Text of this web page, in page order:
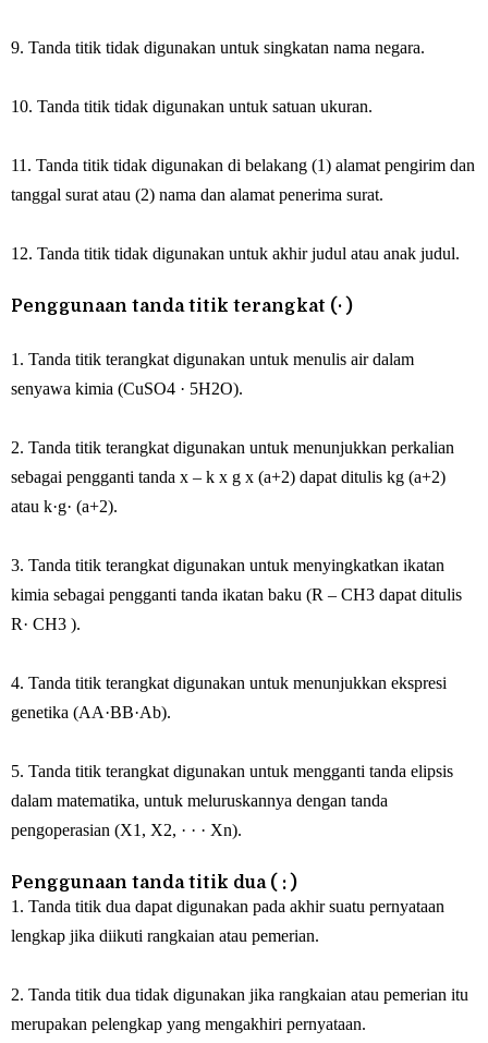
9. Tanda titik tidak digunakan untuk singkatan nama negara.
10. Tanda titik tidak digunakan untuk satuan ukuran.
11. Tanda titik tidak digunakan di belakang (1) alamat pengirim dan
tanggal surat atau (2) nama dan alamat penerima surat.
12. Tanda titik tidak digunakan untuk akhir judul atau anak judul.
Penggunaan tanda titik terangkat (· )
1. Tanda titik terangkat digunakan untuk menulis air dalam
senyawa kimia (CuSO4 · 5H2O).
2. Tanda titik terangkat digunakan untuk menunjukkan perkalian
sebagai pengganti tanda x – k x g x (a+2) dapat ditulis kg (a+2)
atau k·g· (a+2).
3. Tanda titik terangkat digunakan untuk menyingkatkan ikatan
kimia sebagai pengganti tanda ikatan baku (R – CH3 dapat ditulis
R· CH3 ).
4. Tanda titik terangkat digunakan untuk menunjukkan ekspresi
genetika (AA·BB·Ab).
5. Tanda titik terangkat digunakan untuk mengganti tanda elipsis
dalam matematika, untuk meluruskannya dengan tanda
pengoperasian (X1, X2, · · · Xn).
Penggunaan tanda titik dua ( : )
1. Tanda titik dua dapat digunakan pada akhir suatu pernyataan
lengkap jika diikuti rangkaian atau pemerian.
2. Tanda titik dua tidak digunakan jika rangkaian atau pemerian itu
merupakan pelengkap yang mengakhiri pernyataan.